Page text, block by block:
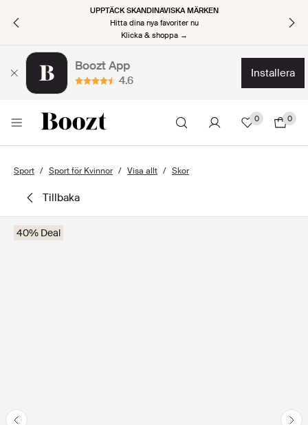
UPPTÄCK SKANDINAVISKA MÄRKEN
Hitta dina nya favoriter nu
Klicka & shoppa →
Boozt App
4.6
installera
0 0
Sport Sport för Kvinnor Visa allt Skor
tillbaka
40% Deal